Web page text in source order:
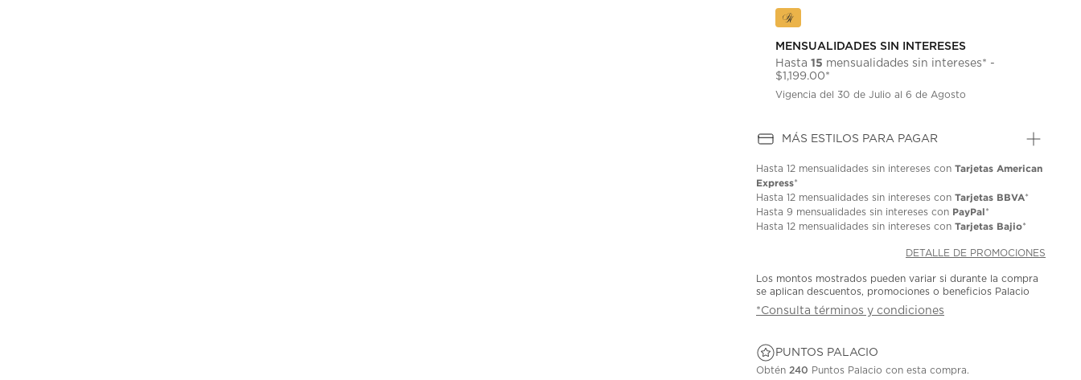
MENSUALIDADES SIN INTERESES
Hasta15 mensualidades sin intereses* -
$1,199.00*
Vigencia del 30 de Julio al 6 de Agosto
MÁS ESTILOS PARA PAGAR
Hasta12 mensualidades sin intereses conTarjetas American
Express*
Hasta12 mensualidades sin intereses conTarjetas BBVA*
Hasta9 mensualidades sin intereses con PayPal*
Hasta12 mensualidades sin intereses conTarjetas Bajio*
DETALLE DE PROMOCIONES
Los montos mostrados pueden variar si durante la compra
se aplican descuentos, promociones o beneficios Palacio
*Consulta términos y condiciones
PUNTOS PALACIO
Obtén 240 Puntos Palacio con esta compra.